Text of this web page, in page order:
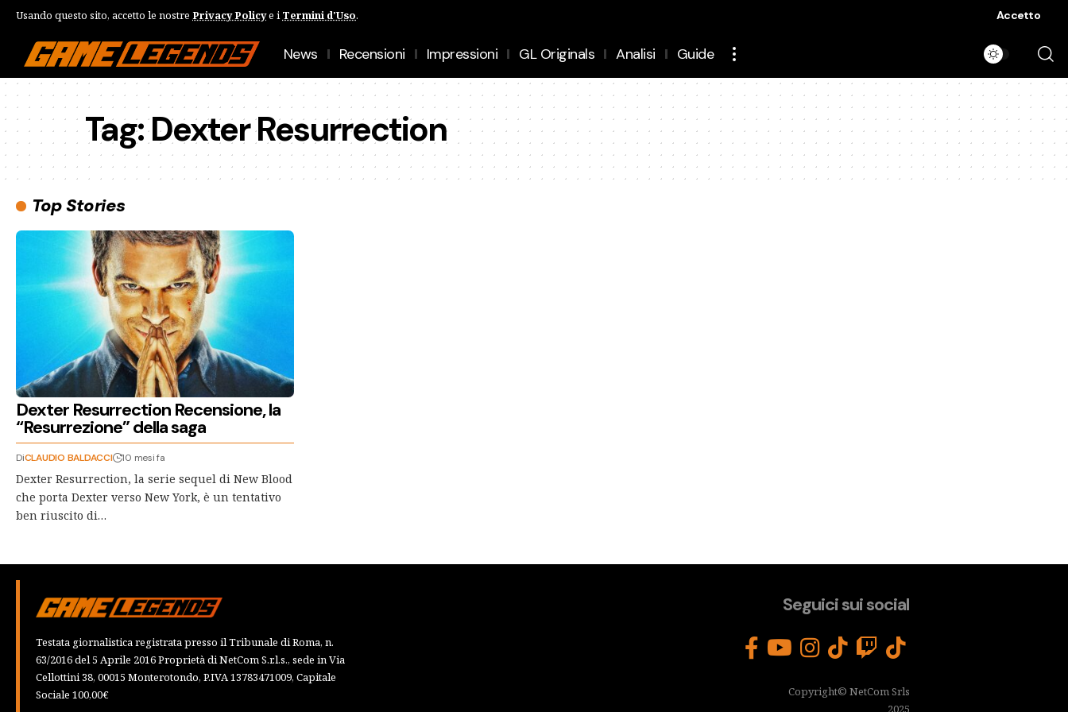
Usando questo sito, accetto le nostre Privacy Policye i Termini d'Uso. Accetto
News Recensioni Impressioni GL Originals Analisi Guide
Tag:Dexter Resurrection
Top Stories
Dexter Resurrection Recensione, la
“Resurrezione” della saga
DiCLAUDIO BALDACCI 10 mesi fa
Dexter Resurrection, la serie sequel di New Blood
che porta Dexter verso New York, è un tentativo
ben riuscito di…
Testata giornalistica registrata presso il Tribunale di Roma, n.
63/2016 del 5 Aprile 2016 Proprietà di NetCom S.r.l.s., sede in Via
Cellottini 38, 00015 Monterotondo, P.IVA 13783471009, Capitale
Sociale 100,00€
Seguici sui social
Copyright© NetCom Srls
2025